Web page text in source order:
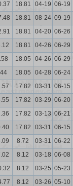
18.81 04-19 06-19
18.81 08-24 09-19
18.81 04-20 06-26
18.81 04-26 06-29
18.05 04-26 06-29
18.05 04-28 06-24
17.82 03-31 06-15
17.82 03-29 06-20
17.82 03-13 06-21
17.82 03-31 06-15
8.72 03-31 06-22
8.12 03-18 06-08
8.12 03-25 05-23
8.12 03-26 05-10